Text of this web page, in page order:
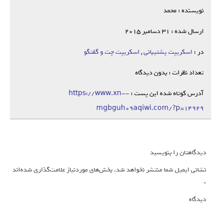
نویسنده : محمد
ارسال شده : 31 دسامبر 2015
در : اسکریپت پشتیبانی,اسکریپت چت و گفتگو
تعداد نظرات : بدون دیدگاه
آدرس کوتاه شده این پست :https://www.xn--
mgbguh09aqiwi.com/?p=14929
دیدگاهتان را بنویسید
نشانی ایمیل شما منتشر نخواهد شد.بخش‌های موردنیاز علامت‌گذاری شده‌اند
*
دیدگاه